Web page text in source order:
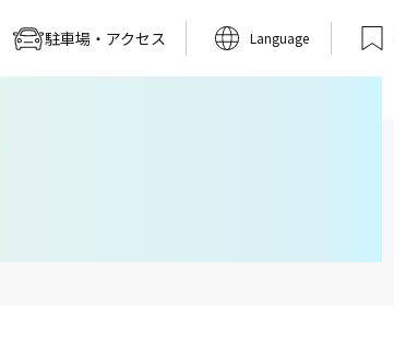
駐車場・アクセス Language